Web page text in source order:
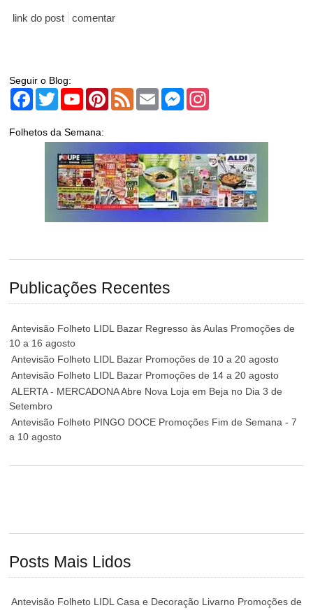
link do post comentar
Seguir o Blog:
Facebook
TwitterYouTubePinterest
Feed Email Messenger
Folhetos da Semana:
Publicações Recentes
Antevisão Folheto LIDL Bazar Regresso às Aulas Promoções de
10 a 16 agosto
Antevisão Folheto LIDL Bazar Promoções de 10 a 20 agosto
Antevisão Folheto LIDL Bazar Promoções de 14 a 20 agosto
ALERTA - MERCADONA Abre Nova Loja em Beja no Dia 3 de
Setembro
Antevisão Folheto PINGO DOCE Promoções Fim de Semana - 7
a 10 agosto
Posts Mais Lidos
Antevisão Folheto LIDL Casa e Decoração Livarno Promoções de